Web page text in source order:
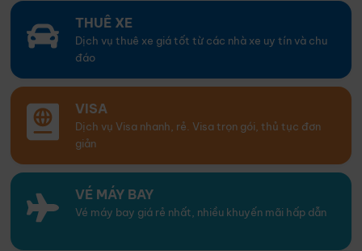
THUÊ XE
Dịch vụ thuê xe giá tốt từ các nhà xe uy tín và chu
đáo
VISA
Dịch vụ Visa nhanh, rẻ. Visa trọn gói, thủ tục đơn
giản
VÉ MÁY BAY
Vé máy bay giá rẻ nhất, nhiều khuyến mãi hấp dẫn